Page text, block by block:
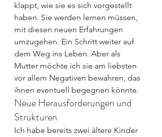
klappt, wie sie es sich vorgestellt
haben. Sie werden lernen müssen,
mit diesen neuen Erfahrungen
umzugehen. Ein Schritt weiter auf
dem Weg ins Leben. Aber als
Mutter möchte ich sie am liebsten
vor allem Negativen bewahren, das
ihnen eventuell begegnen könnte.
Neue Herausforderungen und
Strukturen
Ich habe bereits zwei ältere Kinder